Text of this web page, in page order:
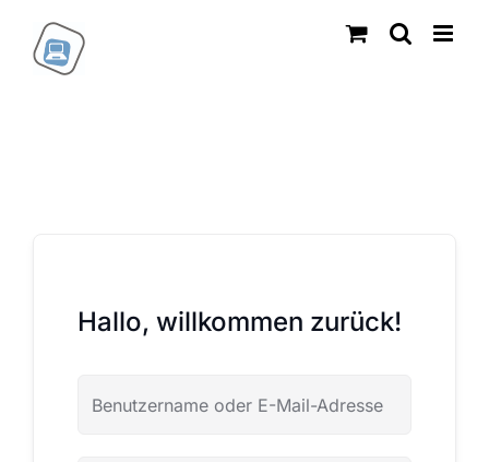
Inhalt
springen
Hallo, willkommen zurück!